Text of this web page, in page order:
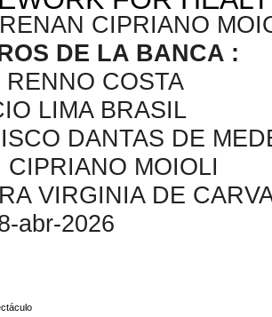
RENAN CIPRIANO
DE LA BANCA :
RENNO COSTA
LIMA BRASIL
DANTAS DE
CIPRIANO MOIOLI
VIRGINIA DE
abr-2026